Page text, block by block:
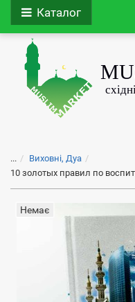
Каталог
...
Виховні, Дуа
10 золотых правил по
Немає